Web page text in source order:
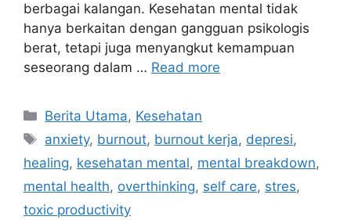
berbagai kalangan. Kesehatan mental tidak
hanya berkaitan dengan gangguan psikologis
berat, tetapi juga menyangkut kemampuan
seseorang dalam … Read more
C
a
e
g
o
Berita Utama, Kesehatan
T
a
s
anxiety, burnout, burnout kerja, depresi,
healing, kesehatan mental, mental breakdown,
mental health, overthinking, self care, stres,
toxic productivity